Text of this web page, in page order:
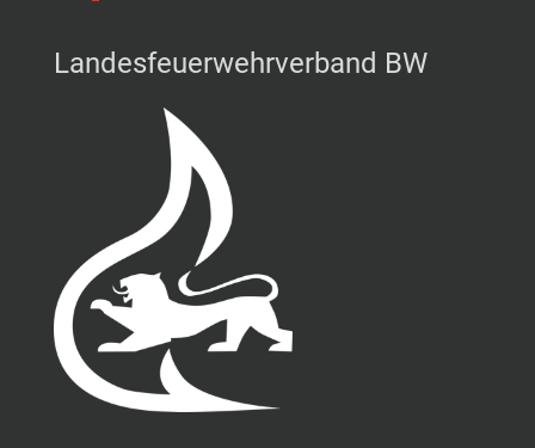
Landesfeuerwehrverband BW